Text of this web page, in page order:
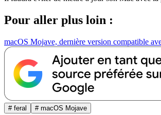
Pour aller plus loin :
macOS Mojave, dernière version compatible
# feral # macOS Mojave